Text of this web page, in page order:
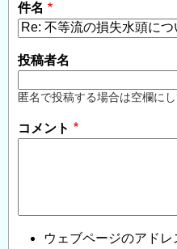
件名
投稿者名
匿名で投稿する場合は空欄にし
コメント
ウェブページのアド